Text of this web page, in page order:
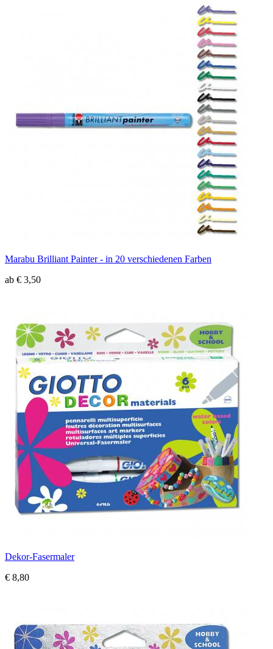
Marabu Brilliant Painter - in 20 verschiedenen Farben
ab € 3,50
Dekor-Fasermaler
€ 8,80